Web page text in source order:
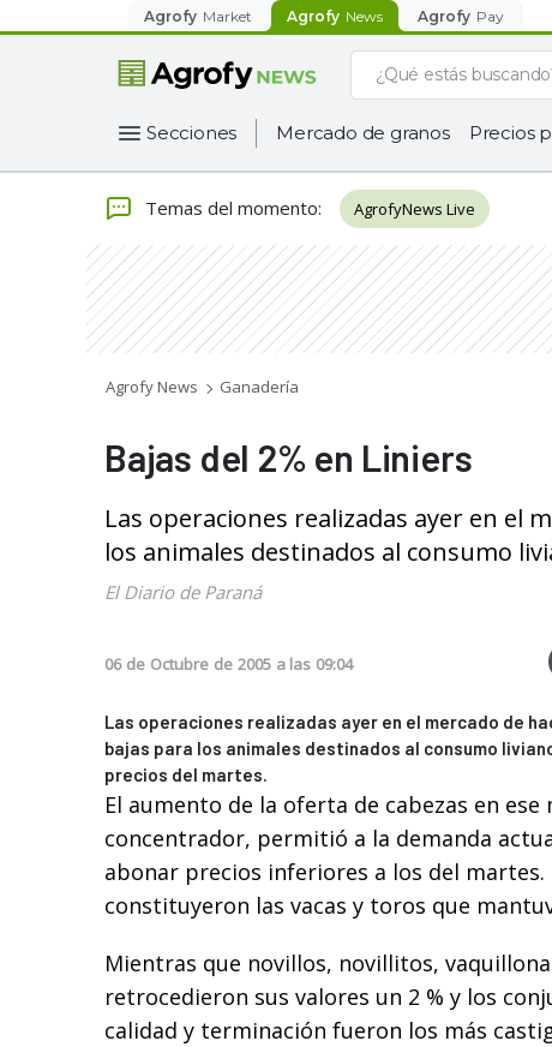
Agrofy Market Agrofy News Agrofy Pay
Secciones Mercado de granos Precios
Temas del momento: AgrofyNews Live
Agrofy News Ganadería
Bajas del 2% en Liniers
Las operaciones realizadas ayer en el
los animales destinados al consumo
El Diario de Paraná
06 de Octubre de 2005 a las 09:04
Las operaciones realizadas ayer en el mercado de
bajas para los animales destinados al consumo
precios del martes.
El aumento de la oferta de cabezas en ese
concentrador, permitió a la demanda
abonar precios inferiores a los del martes.
constituyeron las vacas y toros que
Mientras que novillos, novillitos,
retrocedieron sus valores un 2 % y los
calidad y terminación fueron los más